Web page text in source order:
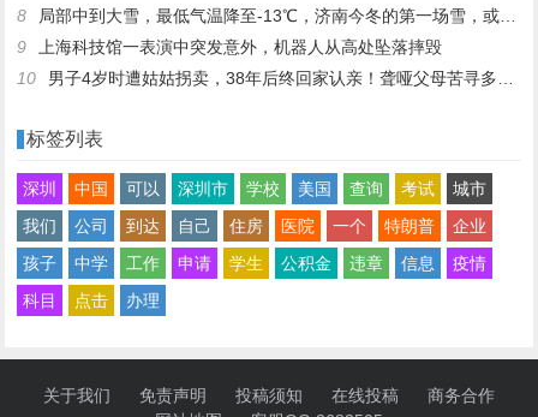
8
局部中到大雪，最低气温降至-13℃，济南今冬的第一场雪，或跟去年同一时间！
9
上海科技馆一表演中突发意外，机器人从高处坠落摔毁
10
男子4岁时遭姑姑拐卖，38年后终回家认亲！聋哑父母苦寻多年，母亲已抱憾离世丨红星寻人
标签列表
深圳 中国 可以 深圳市 学校 美国 查询 考试
城市
我们
公司 到达 自己 住房 医院 一个 特朗普
企业
孩子
中学 工作 申请 学生 公积金 违章 信息
疫情
科目
点击 办理
关于我们 免责声明 投稿须知 在线投稿
商务合作